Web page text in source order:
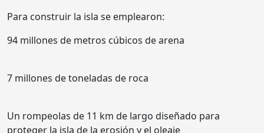
Para construir la isla se emplearon:
94 millones de metros cúbicos de arena
7 millones de toneladas de roca
Un rompeolas de 11 km de largo diseñado para
proteger la isla de la erosión y el oleaje